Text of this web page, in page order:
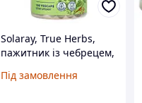
Solaray, True Herbs,
пажитник із чебрецем,
Під замовлення